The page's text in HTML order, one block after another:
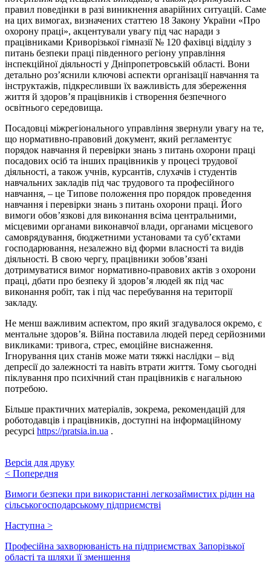
правил поведінки в разі виникнення аварійних ситуацій. Саме
на цих вимогах, визначених статтею 18 Закону України «Про
охорону праці», акцентували увагу під час наради з
працівниками Криворізької гімназії № 120 фахівці відділу з
питань безпеки праці південного регіону управління
інспекційної діяльності у Дніпропетровській області. Вони
детально роз’яснили ключові аспекти організації навчання та
інструктажів, підкресливши їх важливість для збереження
життя й здоров’я працівників і створення безпечного
освітнього середовища.
Посадовці міжрегіонального управління звернули увагу на те,
що нормативно-правовий документ, який регламентує
порядок навчання й перевірки знань з питань охорони праці
посадових осіб та інших працівників у процесі трудової
діяльності, а також учнів, курсантів, слухачів і студентів
навчальних закладів під час трудового та професійного
навчання, – це Типове положення про порядок проведення
навчання і перевірки знань з питань охорони праці. Його
вимоги обов’язкові для виконання всіма центральними,
місцевими органами виконавчої влади, органами місцевого
самоврядування, бюджетними установами та суб’єктами
господарювання, незалежно від форми власності та видів
діяльності. В свою чергу, працівники зобов’язані
дотримуватися вимог нормативно-правових актів з охорони
праці, дбати про безпеку й здоров’я людей як під час
виконання робіт, так і під час перебування на території
закладу.
Не менш важливим аспектом, про який згадувалося окремо, є
ментальне здоров’я. Війна поставила людей перед серйозними
викликами: тривога, стрес, емоційне виснаження.
Ігнорування цих станів може мати тяжкі наслідки – від
депресії до залежності та навіть втрати життя. Тому сьогодні
піклування про психічний стан працівників є нагальною
потребою.
Більше практичних матеріалів, зокрема, рекомендацій для
роботодавців і працівників, доступні на інформаційному
ресурсі https://pratsia.in.ua .
Версія для друку
< Попередня
Вимоги безпеки при використанні легкозаймистих рідин на
сільськогосподарському підприємстві
Наступна >
Професійна захворюваність на підприємствах Запорізької
області та шляхи її зменшення